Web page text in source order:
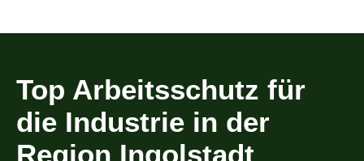
Top Arbeitsschutz für
die Industrie in der
Region Ingolstadt